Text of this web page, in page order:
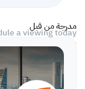
مدرجة من قبل
a viewing today!
*Agency fees applicable
has never been
tailored property